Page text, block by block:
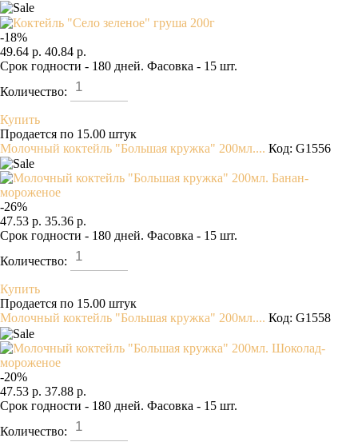
-18%
49.64 р. 40.84 р.
Срок годности - 180 дней. Фасовка - 15 шт.
Количество:
Купить
Продается по 15.00 штук
Молочный коктейль "Большая кружка" 200мл.... Код: G1556
-26%
47.53 р. 35.36 р.
Срок годности - 180 дней. Фасовка - 15 шт.
Количество:
Купить
Продается по 15.00 штук
Молочный коктейль "Большая кружка" 200мл.... Код: G1558
-20%
47.53 р. 37.88 р.
Срок годности - 180 дней. Фасовка - 15 шт.
Количество: